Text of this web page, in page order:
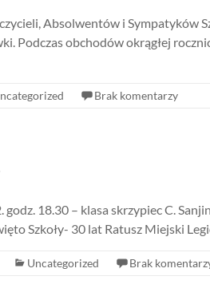
Absolwentów i Sympatyków
Podczas obchodów okrągłej
Brak komentarzy
18.30 – klasa skrzypiec C.
30 lat Ratusz Miejski
Uncategorized Brak